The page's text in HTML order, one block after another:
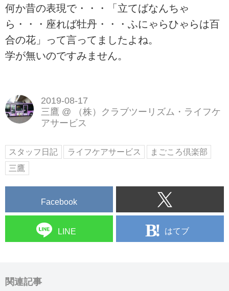
何か昔の表現で・・・「立てばなんちゃ
ら・・・座れば牡丹・・・ふにゃらひゃらは百
合の花」って言ってましたよね。
学が無いのですみません。
2019-08-17
三鷹 @
（株）クラブツーリズム・ライフケ
アサービス
スタッフ日記 ライフケアサービス
まごころ倶楽部
三鷹
Facebook
LINE はてブ
関連記事